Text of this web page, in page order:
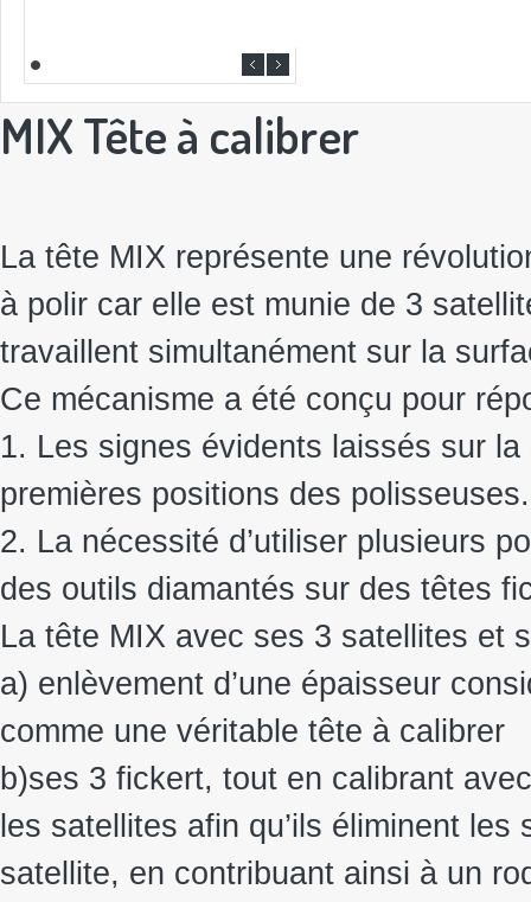
MIX Tête à calibrer
La tête MIX représente une
à polir car elle est munie de 3
travaillent simultanément sur la
Ce mécanisme a été conçu pour
1. Les signes évidents laissés sur
premières positions des polisseuses.
2. La nécessité d’utiliser plusieurs
des outils diamantés sur des têtes
La tête MIX avec ses 3 satellites et
a) enlèvement d’une épaisseur
comme une véritable tête à calibrer
b)ses 3 fickert, tout en calibrant
les satellites afin qu’ils éliminent les
satellite, en contribuant ainsi à un